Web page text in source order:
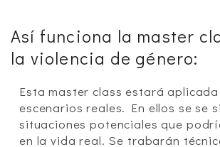
Así funciona la master
la violencia de género:
Esta master class estará
escenarios reales. En ellos se se
situaciones potenciales que
en la vida real. Se trabarán